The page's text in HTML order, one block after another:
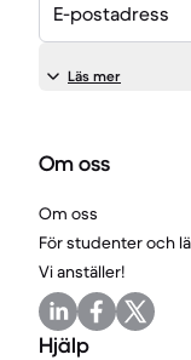
E-postadress
Läs mer
Om oss
Om oss
För studenter och
Vi anställer!
Hjälp